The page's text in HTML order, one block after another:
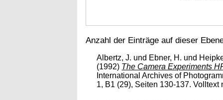
Anzahl der Einträge auf dieser
Albertz, J. und Ebner, H. und
(1992) The Camera Experiments
International Archives of
1, B1 (29), Seiten 130-137. Volltext